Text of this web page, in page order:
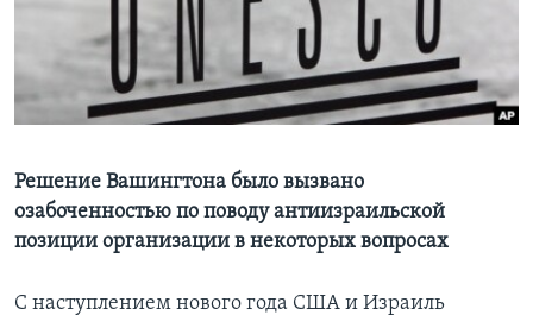
Learning English
СОЦИАЛЬНЫЕ СЕТИ
Языки
Решение Вашингтона было вызвано
озабоченностью по поводу антиизраильской
позиции организации в некоторых вопросах
С наступлением нового года США и Израиль